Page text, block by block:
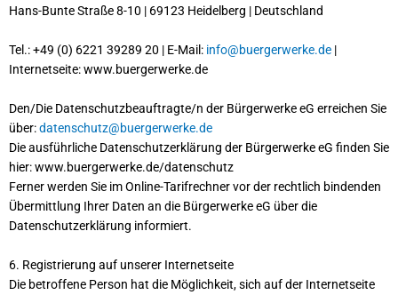
Hans-Bunte Straße 8-10 | 69123 Heidelberg | Deutschland
Tel.: +49 (0) 6221 39289 20 | E-Mail: info@buergerwerke.de |
Internetseite: www.buergerwerke.de
Den/Die Datenschutzbeauftragte/n der Bürgerwerke eG erreichen Sie
über:datenschutz@buergerwerke.de
Die ausführliche Datenschutzerklärung der Bürgerwerke eG finden Sie
hier: www.buergerwerke.de/datenschutz
Ferner werden Sie im Online-Tarifrechner vor der rechtlich bindenden
Übermittlung Ihrer Daten an die Bürgerwerke eG über die
Datenschutzerklärung informiert.
6. Registrierung auf unserer Internetseite
Die betroffene Person hat die Möglichkeit, sich auf der Internetseite